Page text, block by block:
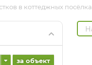
в коттеджных
за объект